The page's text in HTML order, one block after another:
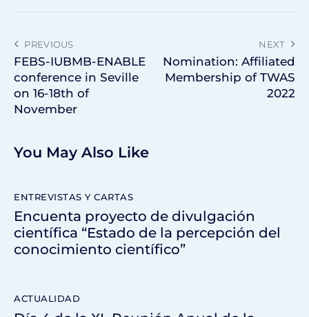
PREVIOUS
FEBS-IUBMB-ENABLE
conference in Seville
on 16-18th of
November
NEXT
Nomination: Affiliated
Membership of TWAS
2022
You May Also Like
ENTREVISTAS Y CARTAS
Encuenta proyecto de divulgación
científica “Estado de la percepción del
conocimiento científico”
ACTUALIDAD